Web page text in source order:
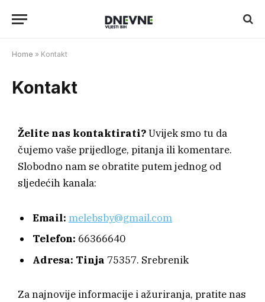
Home » Kontakt
Kontakt
Želite nas kontaktirati?Uvijek smo tu da
čujemo vaše prijedloge, pitanja ili komentare.
Slobodno nam se obratite putem jednog od
sljedećih kanala:
Email: melebsby@gmail.com
Telefon: 66366640
Adresa: Tinja 75357. Srebrenik
Za najnovije informacije i ažuriranja, pratite nas